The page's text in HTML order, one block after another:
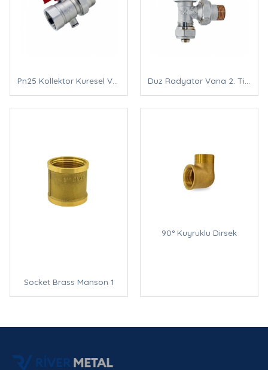
Socket Brass Manson 1
90° Kuyruklu Dirsek